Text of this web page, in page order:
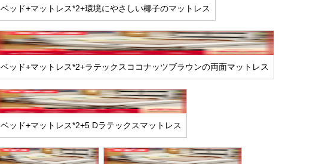
ベッド+マットレス*2+環境にやさしい椰子のマットレス
ベッド+マットレス*2+ラテックスココナッツブラウンの両面マットレス
ベッド+マットレス*2+5 Dラテックスマットレス